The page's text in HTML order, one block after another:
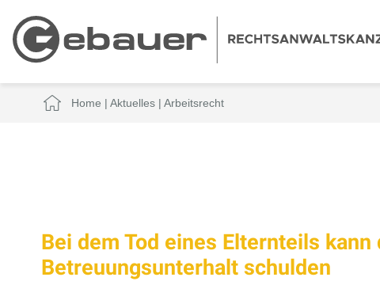
Home | Aktuelles| Arbeitsrecht
Bei dem Tod eines Elternteils
Betreuungsunterhalt schulden